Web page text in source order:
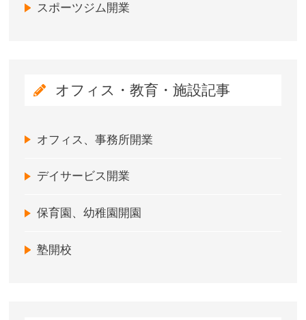
スポーツジム開業
オフィス・教育・施設記事
オフィス、事務所開業
デイサービス開業
保育園、幼稚園開園
塾開校